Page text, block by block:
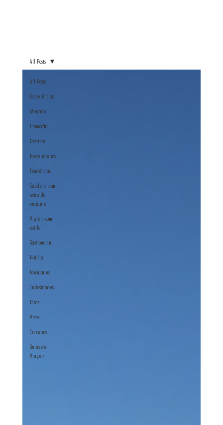
All Posts
Experiências
Mercado
Promoção
Destinos
Novos roteiros
Tendências
Saúde e bem
estar do
viajante
Viajem com
estilo
Gastronomia
Notícia
Novidades
Curiosidades
Dicas
Visto
Cruzeiros
Guias de
Viagem
All Posts